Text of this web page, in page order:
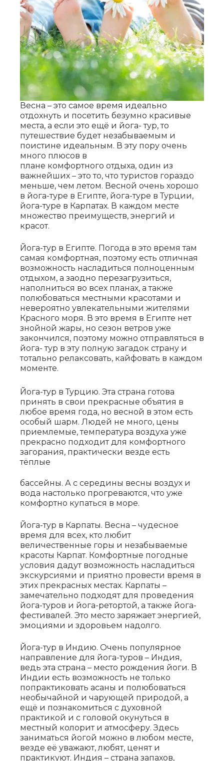
Весна – это самое время идеально
отдохнуть и посетить безумно красивые
места, а если это ещё и йога- тур, то
путешествие будет незабываемым и
поистине идеальным. В эту пору очень
много плюсов в
плане комфортного отдыха, один из
важнейших – это то, что туристов гораздо
меньше, чем летом. Весной очень хорошо
в йога-туре в Египте, йога-туре в Турции,
йога-туре в Карпатах. В каждом месте
множество преимуществ, энергий и
красот.
Йога-тур в Египте. Погода в это время там
самая комфортная, поэтому есть отличная
возможность насладиться полноценным
отдыхом, а заодно перезагрузиться,
наполниться во всех планах, а также
полюбоваться местными красотами и
невероятно увлекательными жителями
Красного моря. В это время в Египте нет
знойной жары, но сезон ветров уже
закончился, поэтому можно отправляться в
йога- тур в эту полную загадок страну и
тотально релаксовать, кайфовать в каждом
моменте.
Йога-тур в Турцию. Эта страна готова
принять в свои прекрасные объятия в
любое время года, но весной в этом есть
особый шарм. Людей не много, цены
приемлемые, температура воздуха уже
прекрасно подходит для комфортного
загорания, практически везде есть
тёплые
бассейны. А с середины весны воздух и
вода настолько прогреваются, что уже
комфортно купаться в море.
Йога-тур в Карпаты. Весна – чудесное
время для всех, кто любит
величественные горы и незабываемые
красоты Карпат. Комфортные погодные
условия дадут возможность насладиться
экскурсиями и приятно провести время в
этих прекрасных местах. Карпаты –
замечательно подходят для проведения
йога-туров и йога-ретортой, а также йога-
фестивалей. Это место заряжает энергией,
эмоциями и здоровьем надолго.
Йога-тур в Индию. Очень популярное
направление для йога-туров – Индия,
ведь эта страна – место рождения йоги. В
Индии есть возможность не только
попрактиковать асаны и полюбоваться
необычайной и чарующей природой, а
ещё и познакомиться с духовной
практикой и с головой окунуться в
местный колорит и атмосферу. Здесь
заниматься йогой можно в любом месте,
везде её уважают, любят, ценят и
практикуют. Индия – страна запахов,